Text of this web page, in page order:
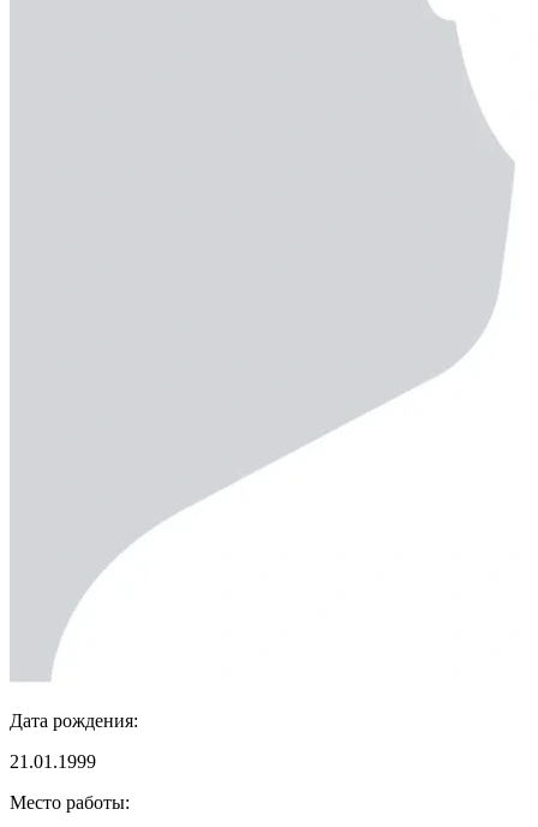
Дата рождения:
21.01.1999
Место работы: